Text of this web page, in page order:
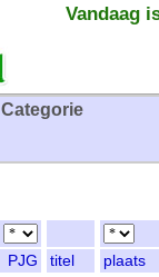
Vandaag
Categorie
PJG titel
plaats